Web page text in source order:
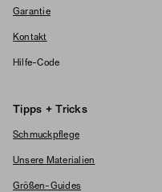
Garantie
Kontakt
Hilfe-Code
Tipps + Tricks
Schmuckpflege
Unsere Materialien
Größen-Guides